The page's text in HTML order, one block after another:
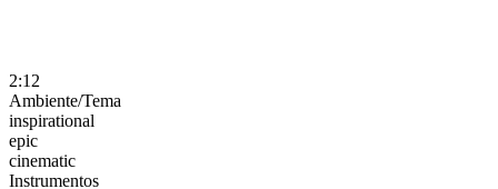
2:12
Ambiente/Tema
inspirational
epic
cinematic
Instrumentos